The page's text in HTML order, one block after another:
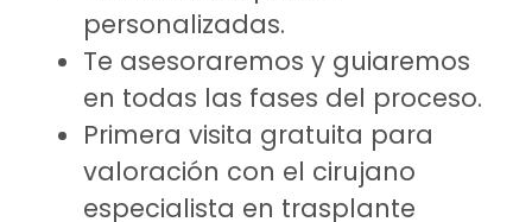
personalizadas.
Te asesoraremos y guiaremos
en todas las fases del proceso.
Primera visita gratuita para
valoración con el cirujano
especialista en trasplante